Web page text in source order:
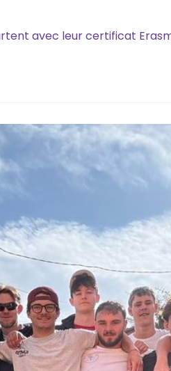
avec leur certificat